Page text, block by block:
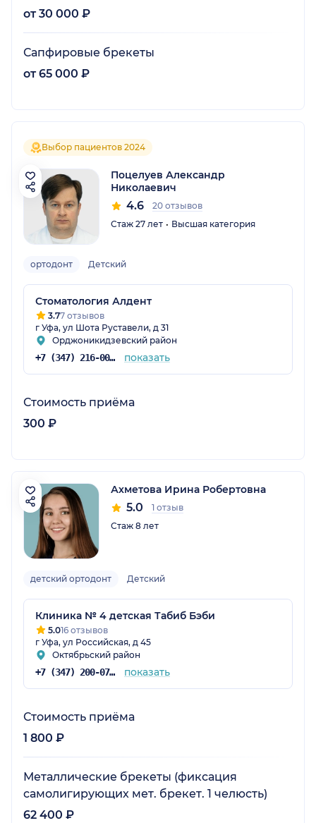
от 30 000 ₽
Сапфировые брекеты
от 65 000 ₽
Выбор пациентов 2024
Поцелуев Александр
Николаевич
4.6
20 отзывов
Стаж 27 лет
Высшая категория
ортодонт Детский
Стоматология Алдент
3.77 отзывов
г Уфа, ул Шота Руставели, д 31
Орджоникидзевский район
+7 (347) 216-00-61 показать
Стоимость приёма
300 ₽
Ахметова Ирина Робертовна
5.0
1 отзыв
Стаж 8 лет
детский ортодонт Детский
Клиника № 4 детская Табиб Бэби
5.016 отзывов
г Уфа, ул Российская, д 45
Октябрьский район
+7 (347) 200-07-00 показать
Стоимость приёма
1 800 ₽
Металлические брекеты (фиксация
самолигирующих мет. брекет. 1 челюсть)
62 400 ₽